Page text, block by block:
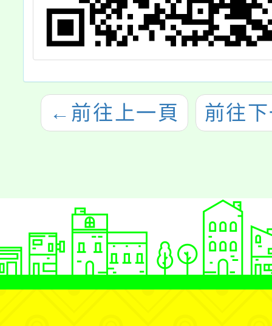
← 前往上一頁 前往